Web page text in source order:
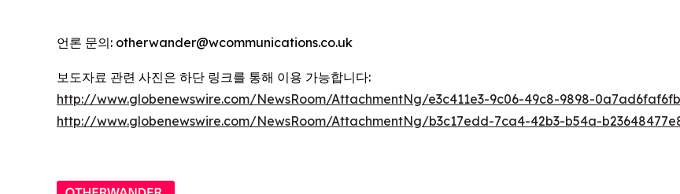
언론 문의: otherwander@wcommunications.co.uk
보도자료 관련 사진은 하단 링크를 통해 이용 가능합니다:
http://www.globenewswire.com/NewsRoom/AttachmentNg/e3c411e3-9c06-49c8-9898-0a7ad6faf6fb
http://www.globenewswire.com/NewsRoom/AttachmentNg/b3c17edd-7ca4-42b3-b54a-